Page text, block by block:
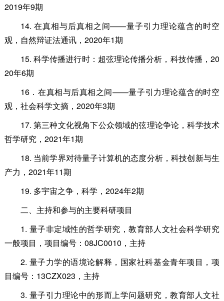
2019年9期
14. 在真相与后真相之间——量子引力理论蕴含的时空
观，自然辩证法通讯，2020年1期
15. 科学传播进行时：超弦理论传播分析，科技传播，20
20年6期
16．在真相与后真相之间——量子引力理论蕴含的时空
观，社会科学文摘，2020年3期
17. 第三种文化视角下公众领域的弦理论争论，科学技术
哲学研究，2021年1期
18. 当前学界对待量子计算机的态度分析，科技创新与生
产力，2021年11期
19. 多宇宙之争，科学，2024年2期
二、主持和参与的主要科研项目
1. 量子非定域性的哲学研究，教育部人文社会科学研究
一般项目，项目编号：08JC0010，主持
2. 量子力学的语境论解释，国家社科基金青年项目，项
目编号：13CZX023，主持
3. 量子引力理论中的形而上学问题研究，教育部人文社